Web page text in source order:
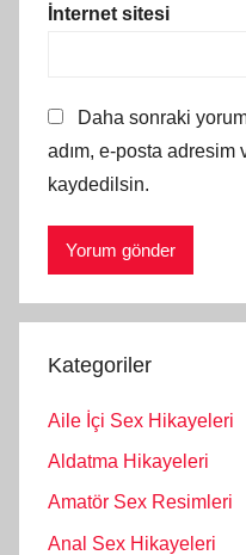
İnternet sitesi
Daha sonraki
adım, e-posta adresim
kaydedilsin.
Kategoriler
Aile İçi Sex Hikayeleri
Aldatma Hikayeleri
Amatör Sex Resimleri
Anal Sex Hikayeleri